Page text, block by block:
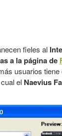
fieles al
a la página de
usuarios
el Naevius